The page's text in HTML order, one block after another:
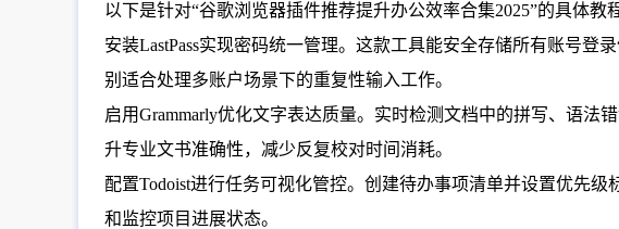
以下是针对“谷歌浏览器插件推荐提升办公效率合集2025”的具体教
安装LastPass实现密码统一管理。这款工具能安全存储所有账号登录
别适合处理多账户场景下的重复性输入工作。
启用Grammarly优化文字表达质量。实时检测文档中的拼写、语
升专业文书准确性，减少反复校对时间消耗。
配置Todoist进行任务可视化管控。创建待办事项清单并设置优先
和监控项目进展状态。